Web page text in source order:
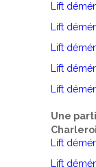
Lift
Lift
Lift
Lift
Lift
Une
Lift
Lift